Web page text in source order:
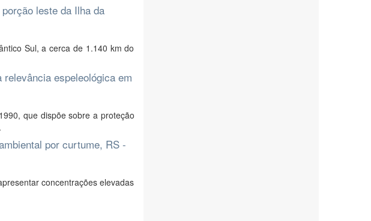
leste da Ilha da
Sul, a cerca de 1.140 km do
espeleológica em
que dispõe sobre a proteção
por curtume, RS -
concentrações elevadas